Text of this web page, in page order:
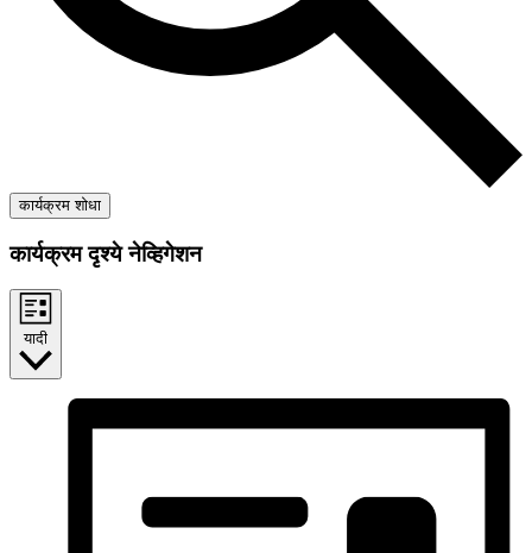
कार्यक्रम शोधा
कार्यक्रम दृश्ये नेव्हिगेशन
यादी